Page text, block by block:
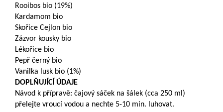
Rooibos bio (19%)
Kardamom bio
Skořice Cejlon bio
Zázvor kousky bio
Lékořice bio
Pepř černý bio
Vanilka lusk bio (1%)
DOPLŇUJÍCÍ ÚDAJE
Návod k přípravě: čajový sáček na šálek (cca 250 ml)
přelejte vroucí vodou a nechte 5-10 min. luhovat.